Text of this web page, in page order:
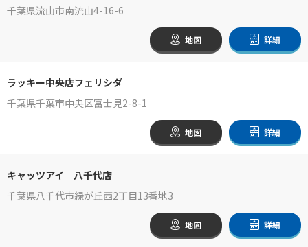
千葉県流山市南流山4-16-6
地図 詳細
ラッキー中央店フェリシダ
千葉県千葉市中央区富士見2-8-1
地図 詳細
キャッツアイ 八千代店
千葉県八千代市緑が丘西2丁目13番地3
地図 詳細